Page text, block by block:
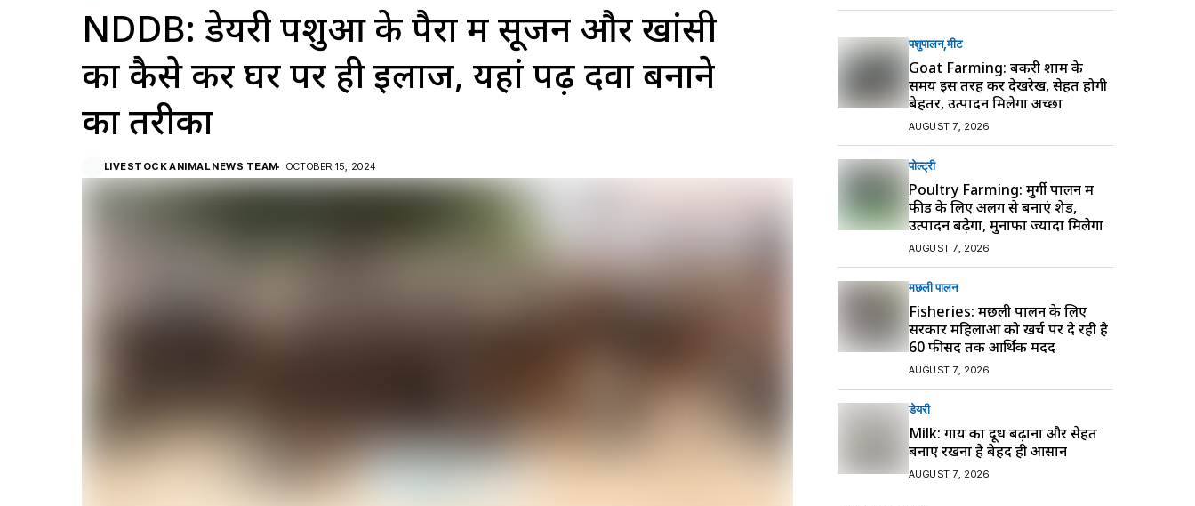
NDDB: डेयरी पशुओं के पैरों में सूजन और खांसी
का कैसे करें घर पर ही इलाज, यहां पढ़ें दवा बनाने
का तरीका
LIVESTOCK ANIMAL NEWS TEAM OCTOBER 15, 2024
पशुपालन मीट
Goat Farming: बकरी शाम के
समय इस तरह करें देखरेख, सेहत होगी
बेहतर, उत्पादन मिलेगा अच्छा
AUGUST 7, 2026
पोल्ट्री
Poultry Farming: मुर्गी पालन में
फीड के लिए अलग से बनाएं शेड,
उत्पादन बढ़ेगा, मुनाफा ज्यादा मिलेगा
AUGUST 7, 2026
मछली पालन
Fisheries: मछली पालन के लिए
सरकार महिलाओं को खर्च पर दे रही है
60 फीसद तक आर्थिक मदद
AUGUST 7, 2026
डेयरी
Milk: गाय का दूध बढ़ाना और सेहत
बनाए रखना है बेहद ही आसान
AUGUST 7, 2026